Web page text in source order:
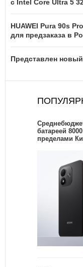
с Intel Core Ultra 5
HUAWEI Pura 90s
для предзаказа в
Представлен
батареей
пределами